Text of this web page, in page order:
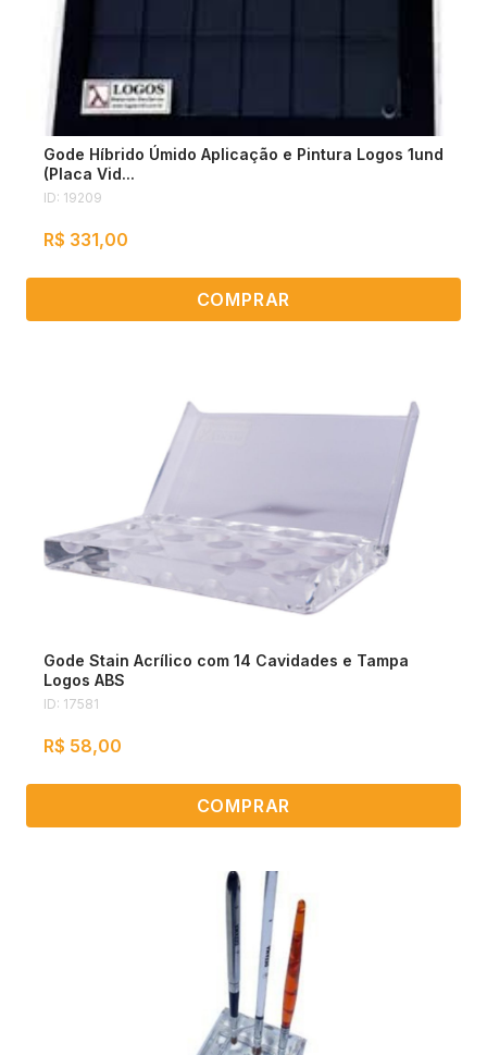
Gode Híbrido Úmido Aplicação e Pintura Logos 1und
(Placa Vid...
ID: 19209
R$ 331,00
COMPRAR
Gode Stain Acrílico com 14 Cavidades e Tampa
Logos ABS
ID: 17581
R$ 58,00
COMPRAR